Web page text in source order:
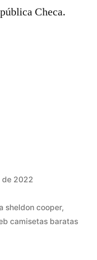
Checa.
de 2022
sheldon cooper,
camisetas baratas